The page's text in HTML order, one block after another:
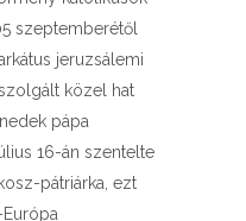
szeptemberétől
jeruzsálemi
közel hat
pápa
16-án szentelte
pátriárka, ezt